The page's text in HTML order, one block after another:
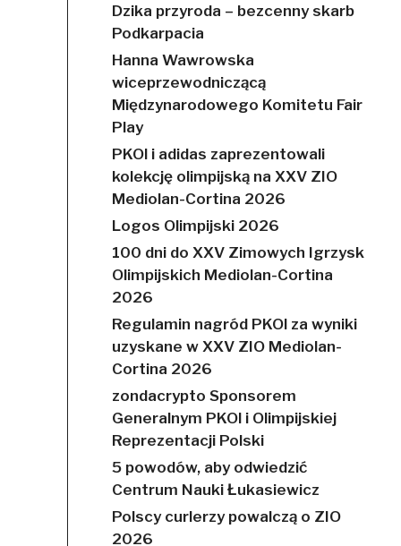
Dzika przyroda – bezcenny skarb
Podkarpacia
Hanna Wawrowska
wiceprzewodniczącą
Międzynarodowego Komitetu Fair
Play
PKOl i adidas zaprezentowali
kolekcję olimpijską na XXV ZIO
Mediolan-Cortina 2026
Logos Olimpijski 2026
100 dni do XXV Zimowych Igrzysk
Olimpijskich Mediolan-Cortina
2026
Regulamin nagród PKOl za wyniki
uzyskane w XXV ZIO Mediolan-
Cortina 2026
zondacrypto Sponsorem
Generalnym PKOl i Olimpijskiej
Reprezentacji Polski
5 powodów, aby odwiedzić
Centrum Nauki Łukasiewicz
Polscy curlerzy powalczą o ZIO
2026